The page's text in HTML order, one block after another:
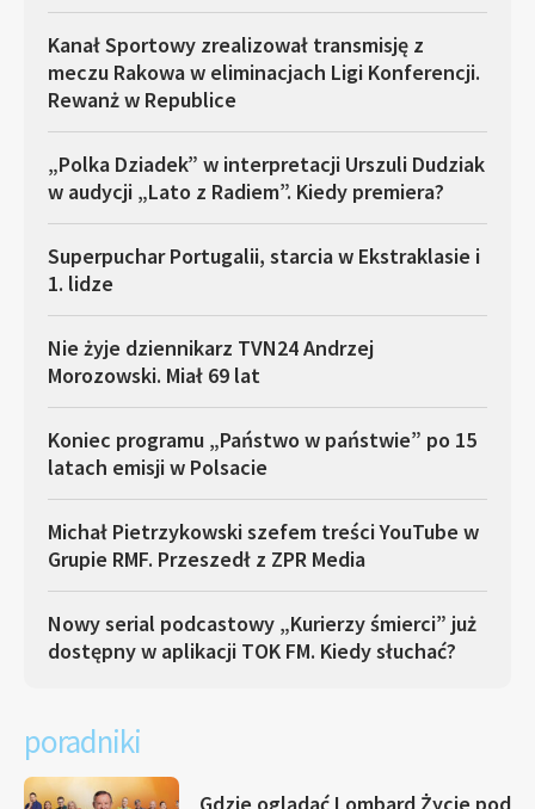
Kanał Sportowy zrealizował transmisję z
meczu Rakowa w eliminacjach Ligi Konferencji.
Rewanż w Republice
„Polka Dziadek” w interpretacji Urszuli Dudziak
w audycji „Lato z Radiem”. Kiedy premiera?
Superpuchar Portugalii, starcia w Ekstraklasie i
1. lidze
Nie żyje dziennikarz TVN24 Andrzej
Morozowski. Miał 69 lat
Koniec programu „Państwo w państwie” po 15
latach emisji w Polsacie
Michał Pietrzykowski szefem treści YouTube w
Grupie RMF. Przeszedł z ZPR Media
Nowy serial podcastowy „Kurierzy śmierci” już
dostępny w aplikacji TOK FM. Kiedy słuchać?
poradniki
Gdzie oglądać Lombard Życie pod